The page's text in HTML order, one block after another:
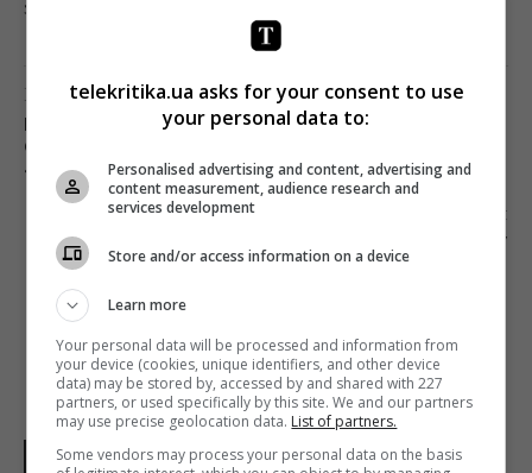
загрузка...
Попередня стаття
ВІД УСКЛАДНЕНЬ COVID-19 ПОМЕР
СПІВРОБІТНИК РІВНЕНСЬКОЇ ФІЛІЇ
«СУСПІЛЬНОГО»
Наступна стаття
ЄВГЕН ГОРДЕЙЧИК ЗАЛИШИВ ПОСАДУ
ГОЛОВНОГО РЕДАКТОРА «ФОКУСА»
НОВИНИ УКРАЇНИ І СВІТУ
telekritika.ua asks for your consent to use
your personal data to:
Personalised advertising and content, advertising and
content measurement, audience research and
services development
Store and/or access information on a device
Learn more
Your personal data will be processed and information from
your device (cookies, unique identifiers, and other device
data) may be stored by, accessed by and shared with 227
partners, or used specifically by this site. We and our partners
may use precise geolocation data. List of partners.
Some vendors may process your personal data on the basis